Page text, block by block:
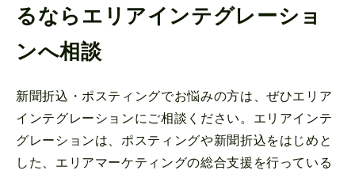
るならエリアインテグレーショ
ンへ相談
新聞折込・ポスティングでお悩みの方は、ぜひエリア
インテグレーションにご相談ください。エリアインテ
グレーションは、ポスティングや新聞折込をはじめと
した、エリアマーケティングの総合支援を行っている